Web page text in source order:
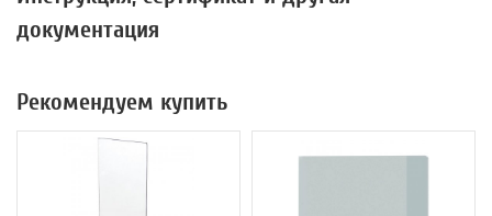
документация
Рекомендуем купить